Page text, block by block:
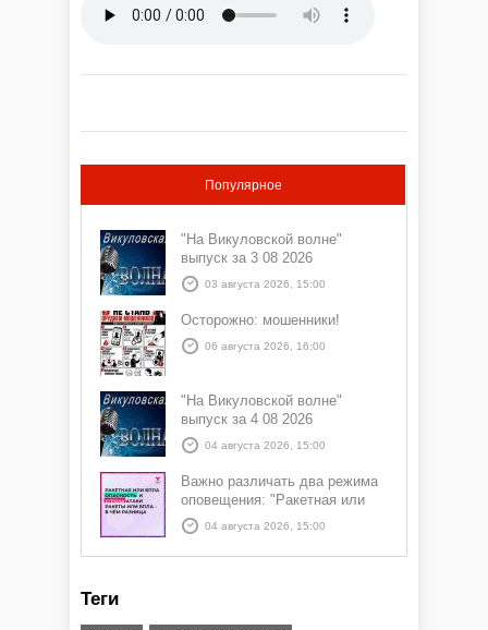
Популярное
"На Викуловской волне"
выпуск за 3 08 2026
03 августа 2026, 15:00
Осторожно: мошенники!
06 августа 2026, 16:00
"На Викуловской волне"
выпуск за 4 08 2026
04 августа 2026, 15:00
Важно различать два режима
оповещения: "Ракетная или
БПЛА опасность" и "Угроза
атаки ракеты или БПЛА"
04 августа 2026, 15:00
Теги